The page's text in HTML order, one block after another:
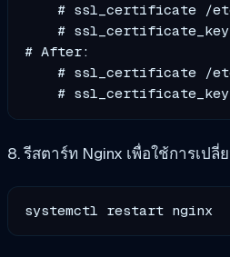
# ssl_certificate /
#
# After:
# ssl_certificate /
8. รีสตาร์ท Nginx เพื่อใช้การเปลี่